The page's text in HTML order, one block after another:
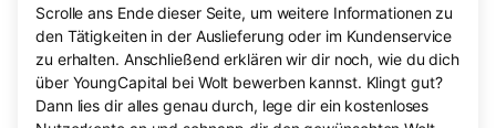
Scrolle ans Ende dieser Seite, um weitere Informationen zu
den Tätigkeiten in der Auslieferung oder im Kundenservice
zu erhalten. Anschließend erklären wir dir noch, wie du dich
über YoungCapital bei Wolt bewerben kannst. Klingt gut?
Dann lies dir alles genau durch, lege dir ein kostenloses